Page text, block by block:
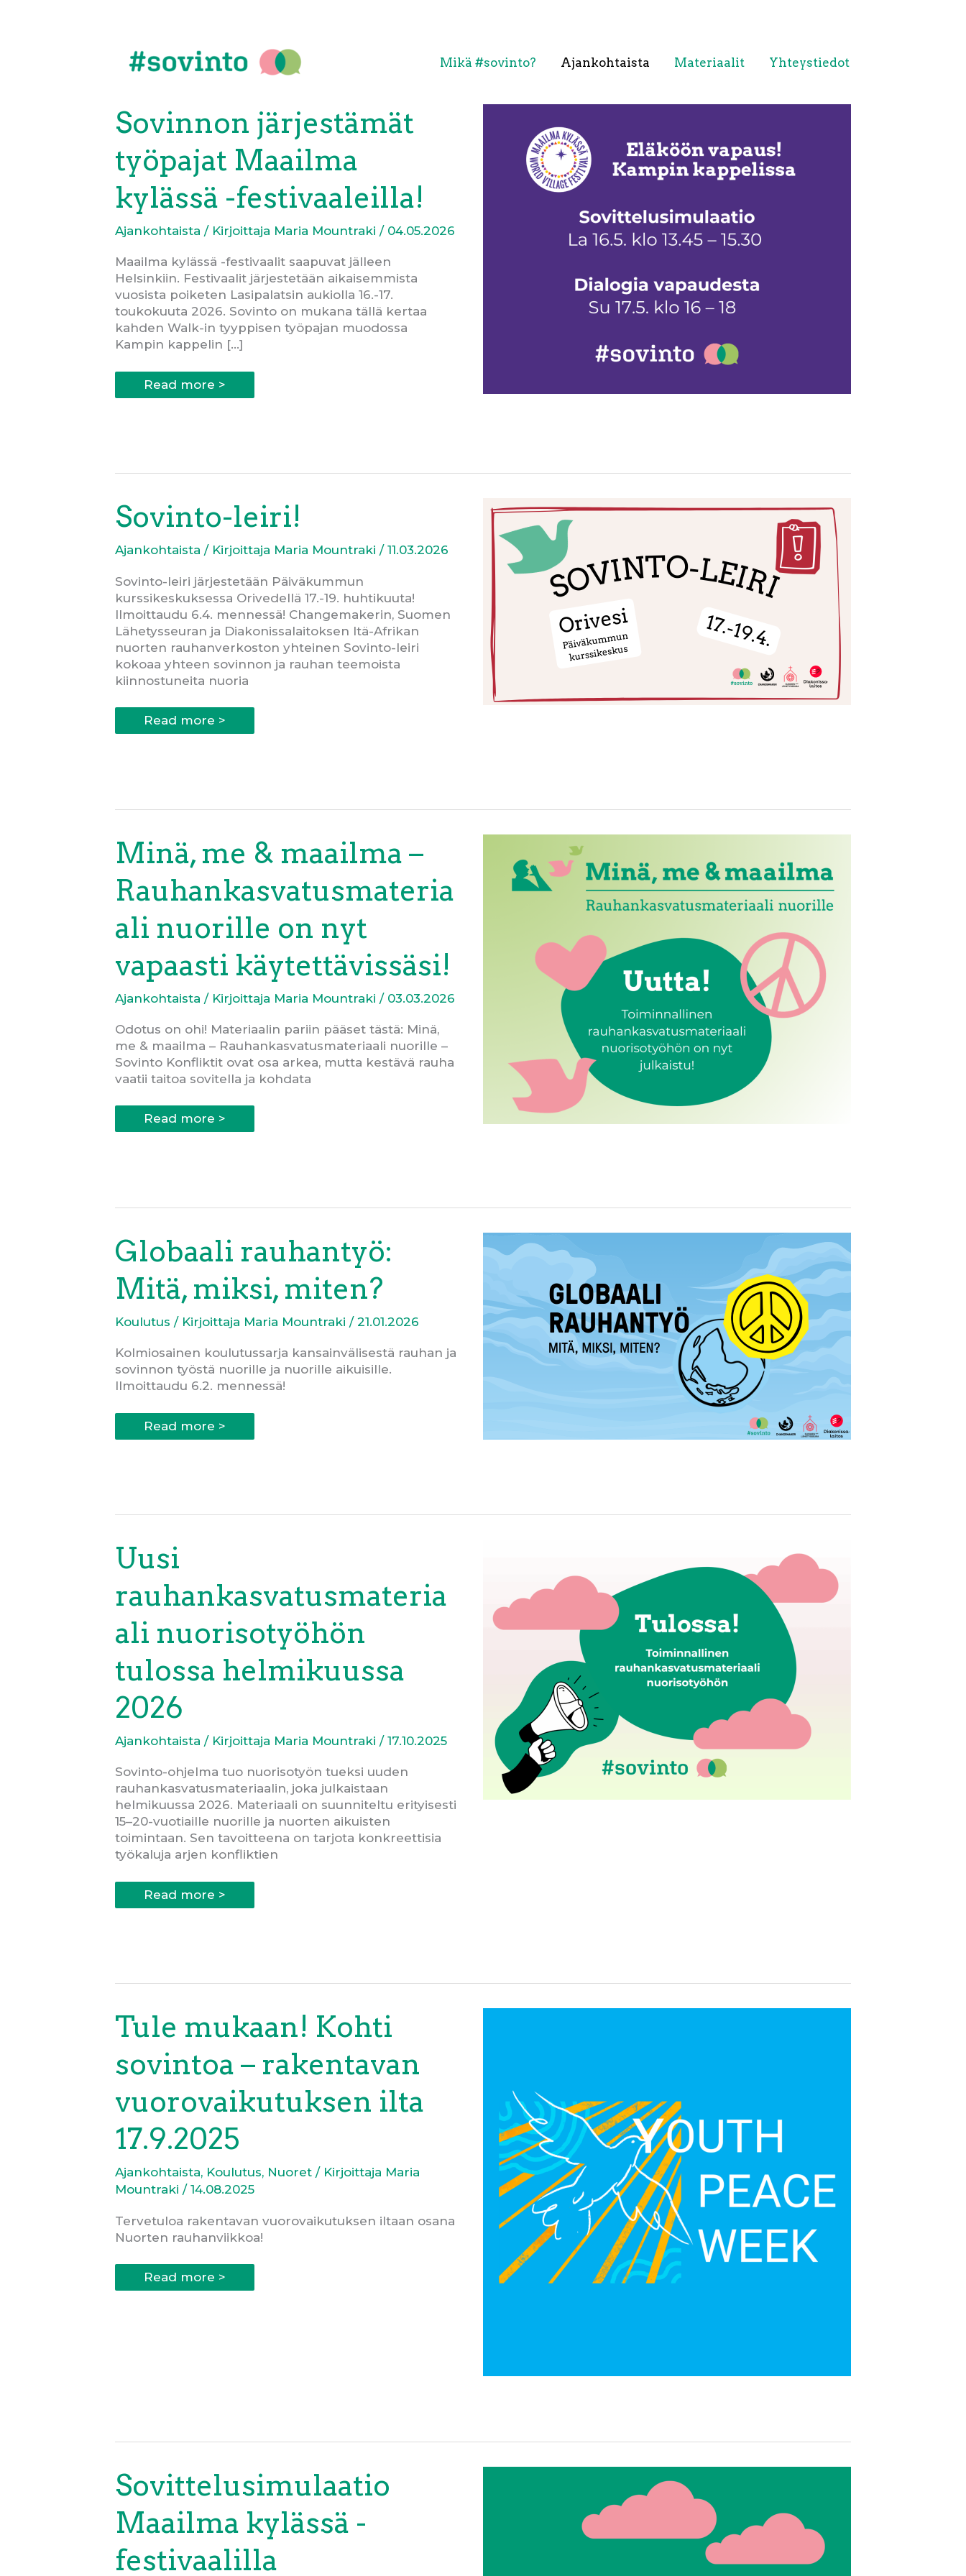
Mikä #sovinto? Ajankohtaista Materiaalit Yhteystiedot
Sovinnon järjestämät
työpajat Maailma
kylässä -festivaaleilla!
Ajankohtaista / Kirjoittaja Maria Mountraki / 04.05.2026
Maailma kylässä -festivaalit saapuvat jälleen
Helsinkiin. Festivaalit järjestetään aikaisemmista
vuosista poiketen Lasipalatsin aukiolla 16.-17.
toukokuuta 2026. Sovinto on mukana tällä kertaa
kahden Walk-in tyyppisen työpajan muodossa
Kampin kappelin […]
Sovinnon
järjestämät
Read more >
Sovinto-leiri!
Ajankohtaista / Kirjoittaja Maria Mountraki / 11.03.2026
Sovinto-leiri järjestetään Päiväkummun
kurssikeskuksessa Orivedellä 17.-19. huhtikuuta!
Ilmoittaudu 6.4. mennessä! Changemakerin, Suomen
Lähetysseuran ja Diakonissalaitoksen Itä-Afrikan
nuorten rauhanverkoston yhteinen Sovinto-leiri
kokoaa yhteen sovinnon ja rauhan teemoista
kiinnostuneita nuoria
Sovinto-
leiri!
Read more >
Minä, me & maailma –
Rauhankasvatusmateria
ali nuorille on nyt
vapaasti käytettävissäsi!
Ajankohtaista / Kirjoittaja Maria Mountraki / 03.03.2026
Odotus on ohi! Materiaalin pariin pääset tästä: Minä,
me & maailma – Rauhankasvatusmateriaali nuorille –
Sovinto Konfliktit ovat osa arkea, mutta kestävä rauha
vaatii taitoa sovitella ja kohdata
Minä,
me
käytettävissäsi!
Read more >
Globaali rauhantyö:
Mitä, miksi, miten?
Koulutus / Kirjoittaja Maria Mountraki / 21.01.2026
Kolmiosainen koulutussarja kansainvälisestä rauhan ja
sovinnon työstä nuorille ja nuorille aikuisille.
Ilmoittaudu 6.2. mennessä!
Globaali
rauhantyö:
Read more >
Uusi
rauhankasvatusmateria
ali nuorisotyöhön
tulossa helmikuussa
2026
Ajankohtaista / Kirjoittaja Maria Mountraki / 17.10.2025
Sovinto-ohjelma tuo nuorisotyön tueksi uuden
rauhankasvatusmateriaalin, joka julkaistaan
helmikuussa 2026. Materiaali on suunniteltu erityisesti
15–20-vuotiaille nuorille ja nuorten aikuisten
toimintaan. Sen tavoitteena on tarjota konkreettisia
työkaluja arjen konfliktien
Uusi
rauhankasvatusmateriaali
Read more >
Tule mukaan! Kohti
sovintoa – rakentavan
vuorovaikutuksen ilta
17.9.2025
Ajankohtaista, Koulutus, Nuoret / Kirjoittaja Maria
Mountraki / 14.08.2025
Tervetuloa rakentavan vuorovaikutuksen iltaan osana
Nuorten rauhanviikkoa!
Tule
mukaan!
Read more >
Sovittelusimulaatio
Maailma kylässä -
festivaalilla